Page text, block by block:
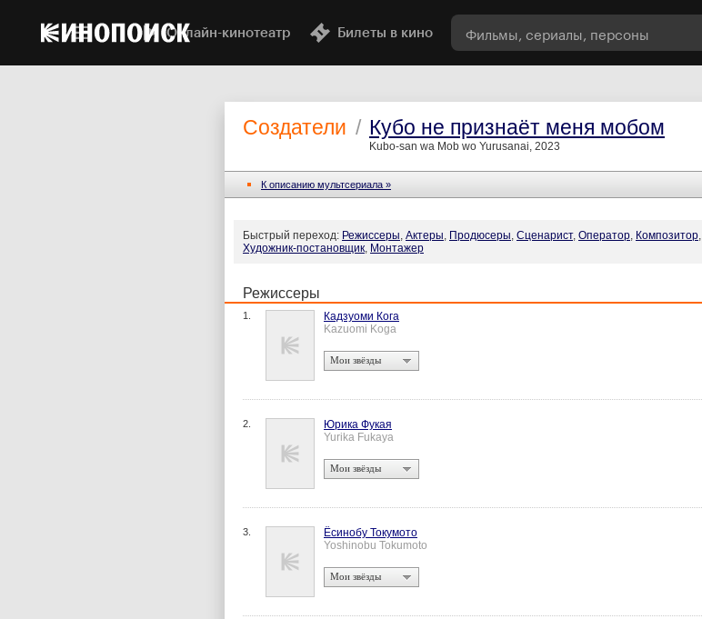
Онлайн-кинотеатр Билеты в кино
Создатели / Кубо не признаёт меня мобом
Kubo-san wa Mob wo Yurusanai, 2023
К описанию мультсериала »
Быстрый переход: Режиссеры, Актеры, Продюсеры, Сценарист, Оператор, Композитор,
Художник-постановщик, Монтажер
Режиссеры
1.
Кадзуоми Кога
Kazuomi Koga
Мои звёзды
2.
Юрика Фукая
Yurika Fukaya
Мои звёзды
3.
Ёсинобу Токумото
Yoshinobu Tokumoto
Мои звёзды